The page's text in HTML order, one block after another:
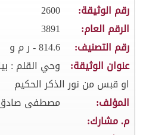
رقم الوثيقة:
2600
الرقم العام:
3891
رقم التصنيف:
814.6 - ر م و
عنوان الوثيقة:
وحي القلم :
او قبس من نور الذكر الحكيم
المؤلف:
مصطفى صادق
م. مشارك: